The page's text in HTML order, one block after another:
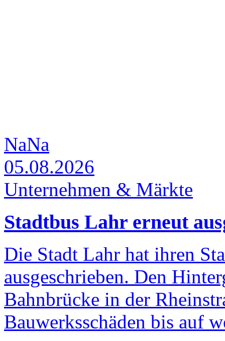
NaNa
05.08.2026
Unternehmen & Märkte
Stadtbus Lahr erneut
Die Stadt Lahr hat ihren
ausgeschrieben. Den
Bahnbrücke in der
Bauwerksschäden bis auf